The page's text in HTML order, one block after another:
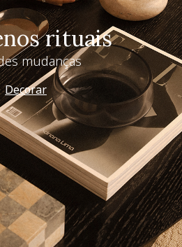
rituais
mudanças
Decorar